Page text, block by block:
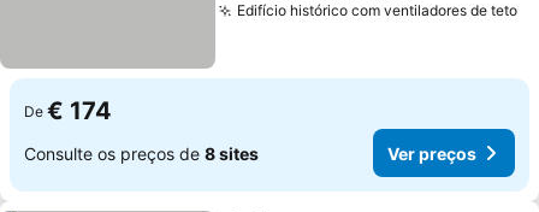
Edifício histórico com ventiladores de teto
De € 174
Consulte os preços de 8 sites Ver preços